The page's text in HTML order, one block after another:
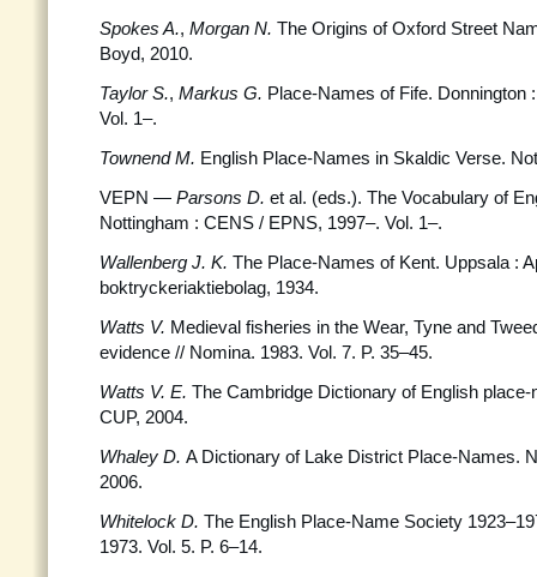
Spokes A., Morgan N. The Origins of Oxford Street
Boyd, 2010.
Taylor S., Markus G. Place-Names of Fife. Donnington
Vol. 1–.
Townend M. English Place-Names in Skaldic Verse.
VEPN — Parsons D. et al. (eds.). The Vocabulary of
Nottingham : CENS / EPNS, 1997–. Vol. 1–.
Wallenberg J. K. The Place-Names of Kent. Uppsala :
boktryckeriaktiebolag, 1934.
Watts V. Medieval fisheries in the Wear, Tyne and
evidence // Nomina. 1983. Vol. 7. P. 35–45.
Watts V. E. The Cambridge Dictionary of English
CUP, 2004.
Whaley D. A Dictionary of Lake District Place-Names.
2006.
Whitelock D. The English Place-Name Society
1973. Vol. 5. P. 6–14.